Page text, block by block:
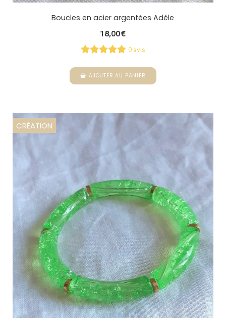
Boucles en acier argentées Adèle
18,00€
0 avis
AJOUTER AU PANIER
CRÉATION